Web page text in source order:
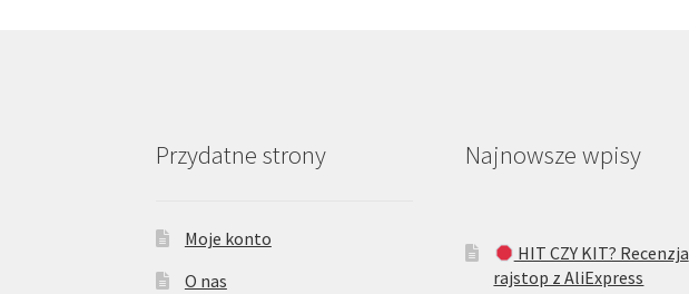
Przydatne strony
Moje konto
O nas
Najnowsze wpisy
HIT CZY KIT? Recenzja
rajstop z AliExpress